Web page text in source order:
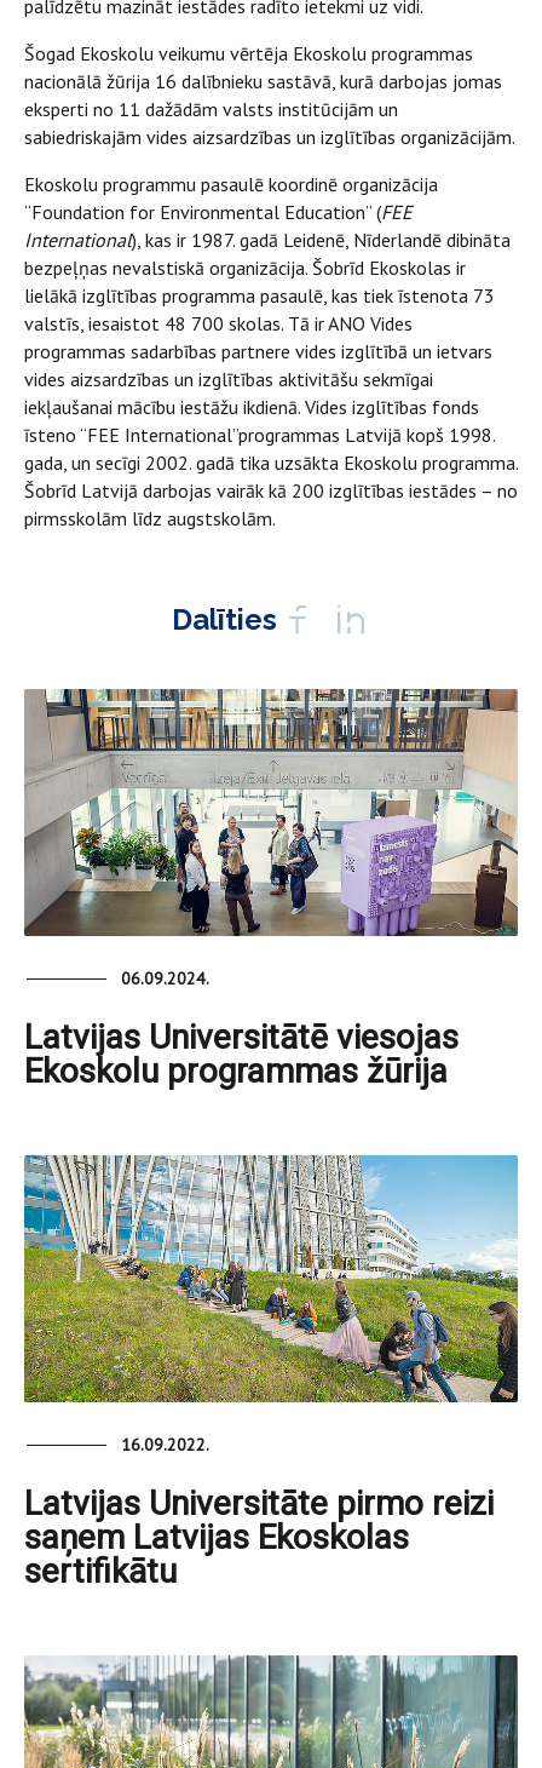
palīdzētu mazināt iestādes radīto ietekmi uz vidi.
Šogad Ekoskolu veikumu vērtēja Ekoskolu programmas
nacionālā žūrija 16 dalībnieku sastāvā, kurā darbojas jomas
eksperti no 11 dažādām valsts institūcijām un
sabiedriskajām vides aizsardzības un izglītības organizācijām.
Ekoskolu programmu pasaulē koordinē organizācija
“Foundation for Environmental Education” (FEE
International), kas ir 1987. gadā Leidenē, Nīderlandē dibināta
bezpeļņas nevalstiskā organizācija. Šobrīd Ekoskolas ir
lielākā izglītības programma pasaulē, kas tiek īstenota 73
valstīs, iesaistot 48 700 skolas. Tā ir ANO Vides
programmas sadarbības partnere vides izglītībā un ietvars
vides aizsardzības un izglītības aktivitāšu sekmīgai
iekļaušanai mācību iestāžu ikdienā. Vides izglītības fonds
īsteno “FEE International”programmas Latvijā kopš 1998.
gada, un secīgi 2002. gadā tika uzsākta Ekoskolu programma.
Šobrīd Latvijā darbojas vairāk kā 200 izglītības iestādes – no
pirmsskolām līdz augstskolām.
Dalīties
06.09.2024.
Latvijas Universitātē viesojas
Ekoskolu programmas žūrija
16.09.2022.
Latvijas Universitāte pirmo reizi
saņem Latvijas Ekoskolas
sertifikātu